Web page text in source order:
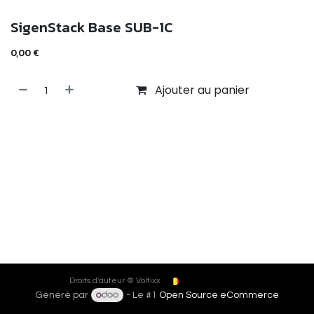
SigenStack Base SUB-1C
0,00 €
Ajouter au panier
Droits d'auteur © Voltixx
Généré par - Le #1 Open Source eCommerce